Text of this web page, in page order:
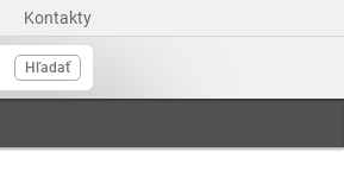
Kontakty
Hľadať